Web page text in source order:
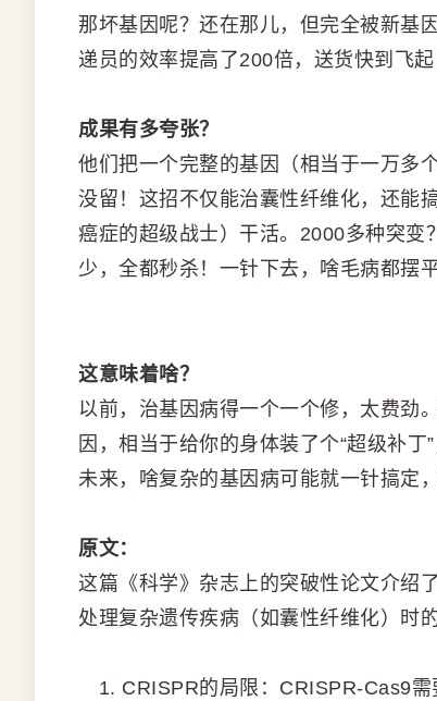
那坏基因呢？还在那儿，但完全被新基
递员的效率提高了200倍，送货快到飞起
成果有多夸张？
他们把一个完整的基因（相当于一万多
没留！这招不仅能治囊性纤维化，还能
癌症的超级战士）干活。2000多种突变
少，全都秒杀！一针下去，啥毛病都摆平
这意味着啥？
以前，治基因病得一个一个修，太费劲
因，相当于给你的身体装了个“超级补丁
未来，啥复杂的基因病可能就一针搞定
原文：
这篇《科学》杂志上的突破性论文介绍
处理复杂遗传疾病（如囊性纤维化）时
CRISPR的局限：CRISPR-Cas9